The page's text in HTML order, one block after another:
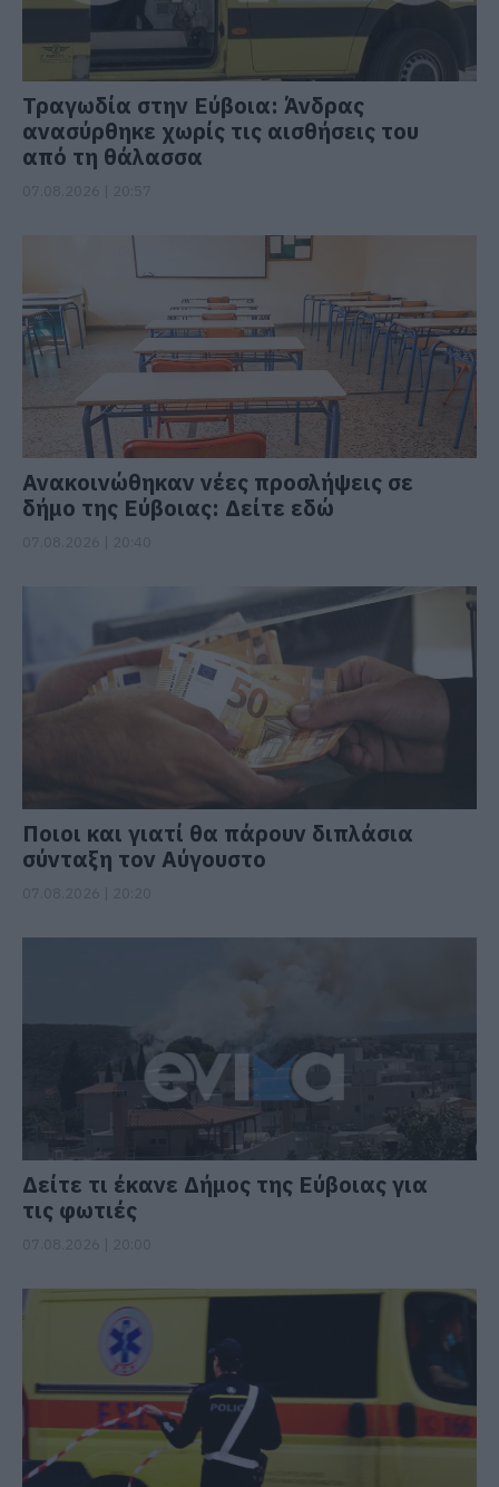
Τραγωδία στην Εύβοια: Άνδρας
ανασύρθηκε χωρίς τις αισθήσεις του
από τη θάλασσα
Ανακοινώθηκαν νέες προσλήψεις σε
δήμο της Εύβοιας: Δείτε εδώ
Ποιοι και γιατί θα πάρουν διπλάσια
σύνταξη τον Αύγουστο
Δείτε τι έκανε Δήμος της Εύβοιας για
τις φωτιές